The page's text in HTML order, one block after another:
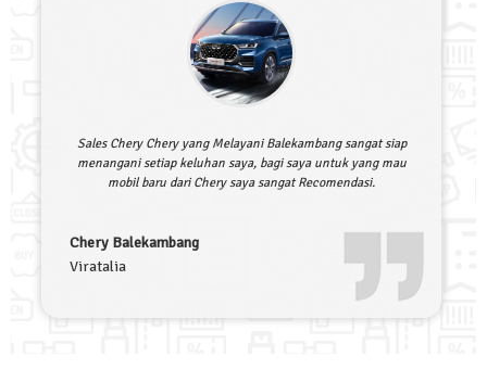
Sales Chery Chery yang Melayani Balekambang sangat siap
menangani setiap keluhan saya, bagi saya untuk yang mau
mobil baru dari Chery saya sangat Recomendasi.
Chery Balekambang
Viratalia